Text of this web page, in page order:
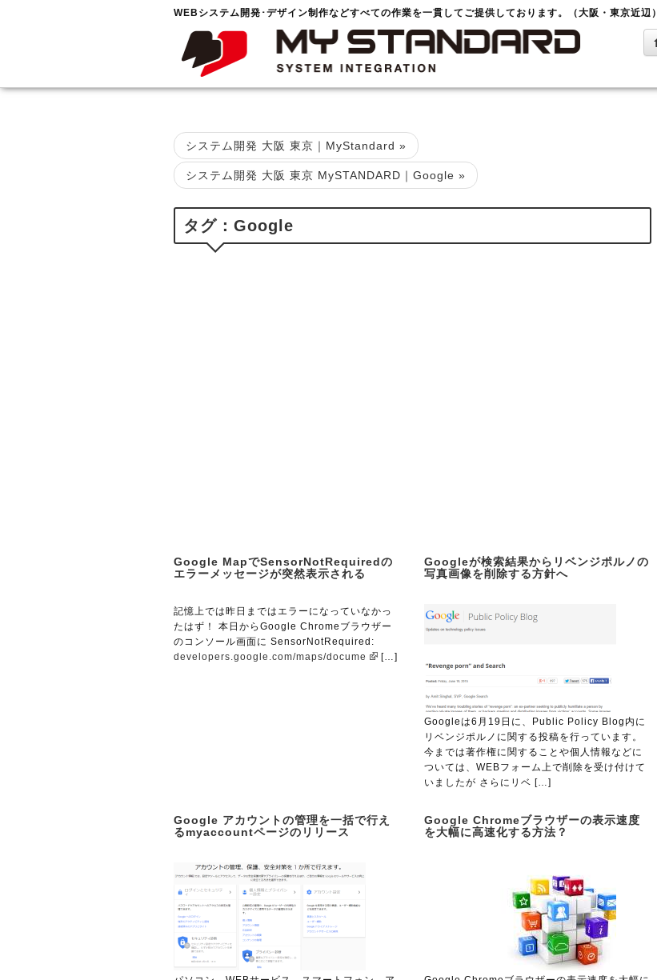
WEBシステム開発･デザイン制作などすべての作業を一貫してご提供しております。（大阪・東京近辺）
システム開発 大阪 東京｜MyStandard »
システム開発 大阪 東京 MySTANDARD｜Google »
タグ：Google
Google MapでSensorNotRequiredの
エラーメッセージが突然表示される
記憶上では昨日まではエラーになっていなかっ
たはず！ 本日からGoogle Chromeブラウザー
のコンソール画面に SensorNotRequired:
developers.google.com/maps/docume
[…]
Googleが検索結果からリベンジポルノの
写真画像を削除する方針へ
Googleは6月19日に、Public Policy Blog内に
リベンジポルノに関する投稿を行っています。
今までは著作権に関することや個人情報などに
ついては、WEBフォーム上で削除を受け付けて
いましたが さらにリベ […]
Google アカウントの管理を一括で行え
るmyaccountページのリリース
Google Chromeブラウザーの表示速度
を大幅に高速化する方法？